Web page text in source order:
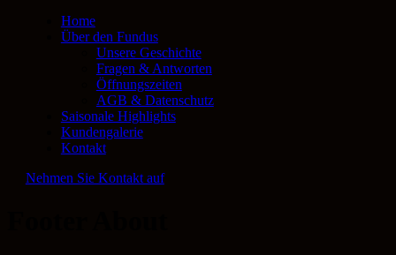
Home
Über den Fundus
Unsere Geschichte
Fragen & Antworten
Öffnungszeiten
AGB & Datenschutz
Saisonale Highlights
Kundengalerie
Kontakt
Nehmen Sie Kontakt auf